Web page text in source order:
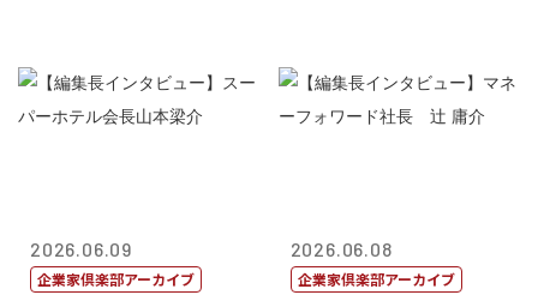
2026.06.09
企業家倶楽部アーカイブ
2026.06.08
企業家倶楽部アーカイブ